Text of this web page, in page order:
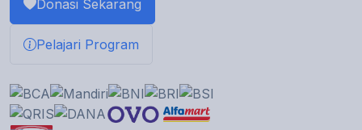
Donasi Sekarang
Pelajari Program